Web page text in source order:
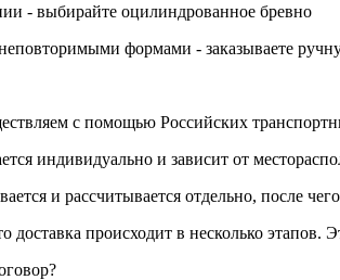
- выбирайте оцилиндрованное бревно
формами - заказываете
с помощью Российских
индивидуально и зависит от
и рассчитывается отдельно, после
доставка происходит в несколько